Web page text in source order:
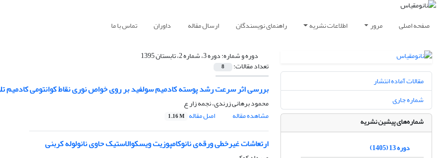
صفحه اصلی مرور اطلاعات نشریه راهنمای نویسندگان ارسال مقاله داوران تماس با ما
دوره و شماره:دوره 3، شماره 2، تابستان 1395
تعداد مقالات: 8
بررسی اثر سرعت رشد پوسته کادمیم سولفید بر روی خواص نوری نقاط کوانتومی کادمیم
محمود برهانی زرندی، نجمه زار ع
مشاهده مقاله
اصل مقاله 1.16 M
ارتعاشات غیرخطی ورقه‌ی نانوکامپوزیت ویسکوالاستیک حاوی نانولوله کربنی
مقالات آماده انتشار
شماره جاری
شماره‌های پیشین نشریه
دوره 13 (1405)